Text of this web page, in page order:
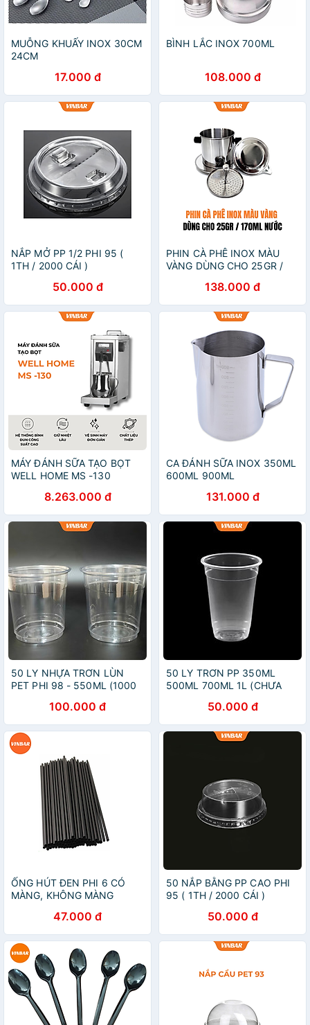
MUỖNG KHUẤY INOX 30CM
24CM
17.000 đ
BÌNH LẮC INOX 700ML
108.000 đ
NẮP MỞ PP 1/2 PHI 95 (
1TH / 2000 CÁI )
50.000 đ
PHIN CÀ PHÊ INOX MÀU
VÀNG DÙNG CHO 25GR /
138.000 đ
MÁY ĐÁNH SỮA TẠO BỌT
WELL HOME MS -130
8.263.000 đ
CA ĐÁNH SỮA INOX 350ML
600ML 900ML
131.000 đ
50 LY NHỰA TRƠN LÙN
PET PHI 98 - 550ML (1000
100.000 đ
50 LY TRƠN PP 350ML
500ML 700ML 1L (CHƯA
50.000 đ
ỐNG HÚT ĐEN PHI 6 CÓ
MÀNG, KHÔNG MÀNG
BỊCH KHOẢNG 380 ỐNG )
47.000 đ
50 NẮP BẰNG PP CAO PHI
95 ( 1TH / 2000 CÁI )
50.000 đ